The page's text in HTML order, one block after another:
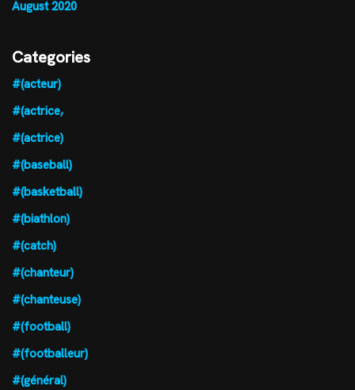
August 2020
Categories
#(acteur)
#(actrice,
#(actrice)
#(baseball)
#(basketball)
#(biathlon)
#(catch)
#(chanteur)
#(chanteuse)
#(football)
#(footballeur)
#(général)